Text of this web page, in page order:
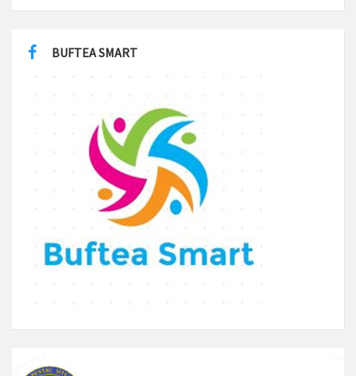
BUFTEA SMART